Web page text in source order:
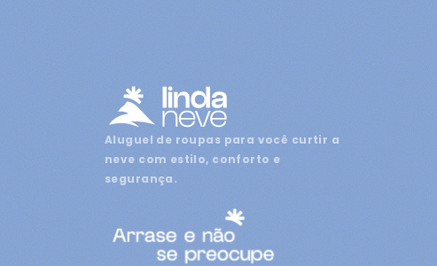
Aluguel de roupas para você curtir a
neve com estilo, conforto e
segurança.